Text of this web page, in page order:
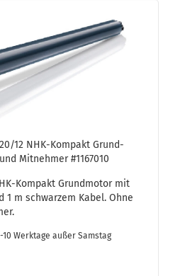
12 NHK-​Kom­pakt Grund­
Mit­neh­mer #1167010
​Kompakt Grund­mo­tor mit
1 m schwar­zem Kabel. Ohne
10 Werktage außer Samstag